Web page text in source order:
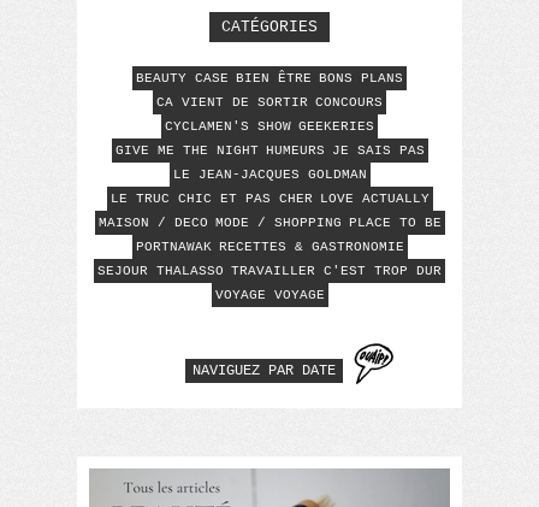
CATÉGORIES
BEAUTY CASE BIEN ÊTRE
BONS PLANS
CA VIENT DE SORTIR CONCOURS
CYCLAMEN'S SHOW GEEKERIES
GIVE ME THE NIGHT
HUMEURS
JE SAIS PAS
LE JEAN-JACQUES GOLDMAN
LE TRUC CHIC ET PAS CHER
LOVE ACTUALLY
MAISON / DECO
MODE / SHOPPING
PLACE TO BE
PORTNAWAK
RECETTES & GASTRONOMIE
SEJOUR THALASSO TRAVAILLER C'EST TROP DUR
VOYAGE VOYAGE
NAVIGUEZ PAR DATE